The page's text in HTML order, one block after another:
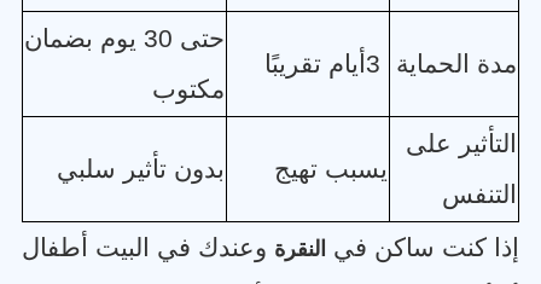
مدة الحماية 3 أيام تقريبًا
حتى 30 يوم بضمان
مكتوب
التأثير على
التنفس
يسبب تهيج بدون تأثير سلبي
إذا كنت ساكن في النقرة وعندك في البيت أطفال